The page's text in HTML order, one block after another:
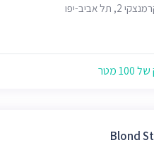
2, תל אביב-יפו
מטר
Blond